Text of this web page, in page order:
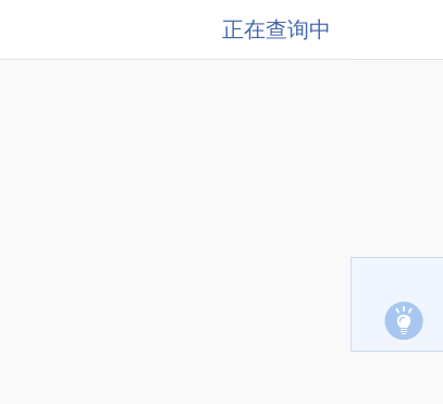
正在查询中